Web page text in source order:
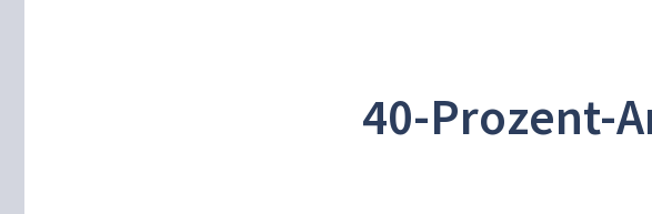
40-Prozent-